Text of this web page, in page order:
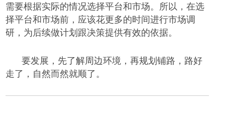
需要根据实际的情况选择平台和市场。所以，在选
择平台和市场前，应该花更多的时间进行市场调
研，为后续做计划跟决策提供有效的依据。
要发展，先了解周边环境，再规划铺路，路好
走了，自然而然就顺了。